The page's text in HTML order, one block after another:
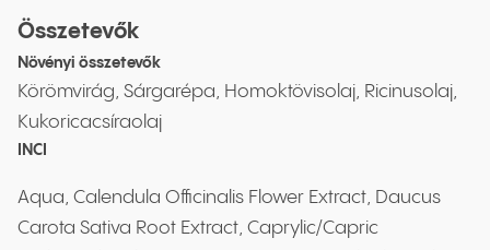
Összetevők
Növényi összetevők
Körömvirág, Sárgarépa, Homoktövisolaj, Ricinusolaj,
Kukoricacsíraolaj
INCI
Aqua, Calendula Officinalis Flower Extract, Daucus
Carota Sativa Root Extract, Caprylic/Capric